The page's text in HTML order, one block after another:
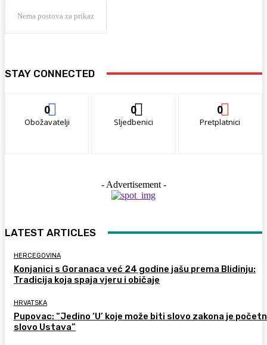
Nema postova za prikaz
STAY CONNECTED
0
Obožavatelji
0
Sljedbenici
0
Pretplatnici
- Advertisement -
LATEST ARTICLES
HERCEGOVINA
Konjanici s Goranaca već 24 godine jašu prema Blidinju:
Tradicija koja spaja vjeru i običaje
HRVATSKA
Pupovac: “Jedino ‘U’ koje može biti slovo zakona je
slovo Ustava”